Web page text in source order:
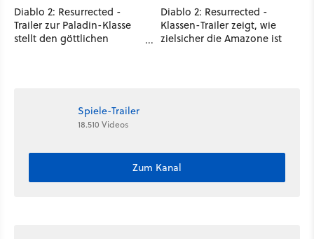
Diablo 2: Resurrected -
Trailer zur Paladin-Klasse
stellt den göttlichen
Diablo 2: Resurrected -
Klassen-Trailer zeigt, wie
zielsicher die Amazone ist
Spiele-Trailer
18.510 Videos
Zum Kanal